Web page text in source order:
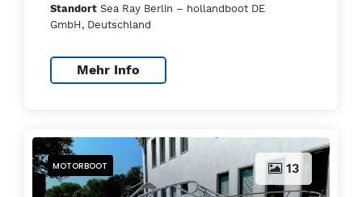
Standort Sea Ray Berlin – hollandboot DE
GmbH, Deutschland
Mehr Info
13
MOTORBOOT